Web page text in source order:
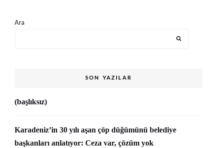
Ara
SON YAZILAR
(başlıksız)
Karadeniz’in 30 yılı aşan çöp düğümünü belediye
başkanları anlatıyor: Ceza var, çözüm yok